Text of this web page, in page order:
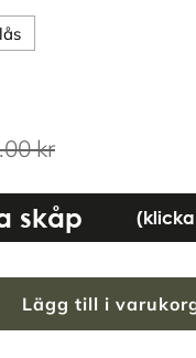
kr
skåp
Lägg till i